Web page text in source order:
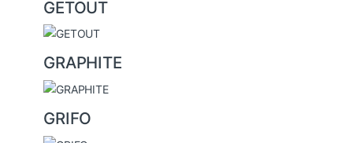
GETOUT
GRAPHITE
GRIFO